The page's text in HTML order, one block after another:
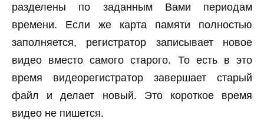
разделены по заданным Вами периодам
времени. Если же карта памяти полностью
заполняется, регистратор записывает новое
видео вместо самого старого. То есть в это
время видеорегистратор завершает старый
файл и делает новый. Это короткое время
видео не пишется.